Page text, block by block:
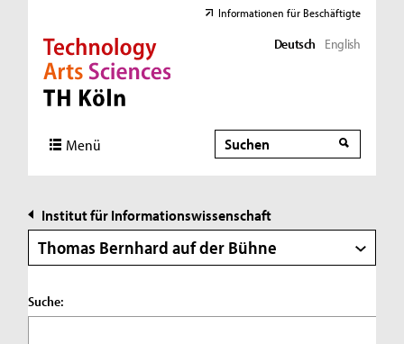
Direkt zur Hauptnavigation
Direkt zur Subnavigation
Direkt zum Inhalt
Direkt zum Fußbereich
Informationen für Beschäftigte
Deutsch English
Menü Suche
Suche
Institut für Informationswissenschaft
Thomas Bernhard auf der Bühne
Suche: